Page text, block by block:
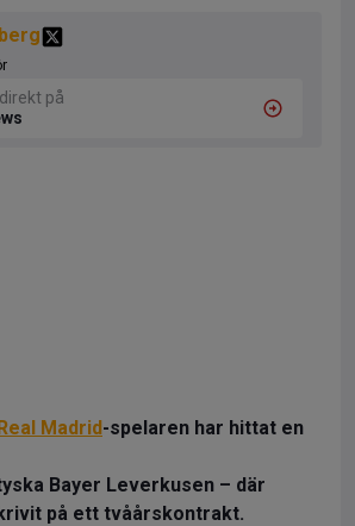
på
Madrid-spelaren har hittat en
Bayer Leverkusen – där
på ett tvåårskontrakt.